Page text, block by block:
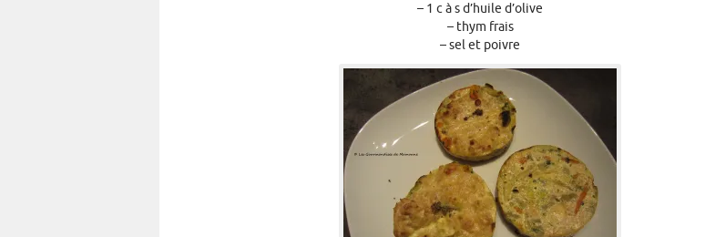
– 1 c à s d’huile d’olive
– thym frais
– sel et poivre